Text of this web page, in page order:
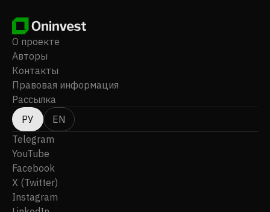
О проекте
Авторы
Контакты
Правовая информация
Рассылка
РУ
EN
Telegram
YouTube
Facebook
X (Twitter)
Instagram